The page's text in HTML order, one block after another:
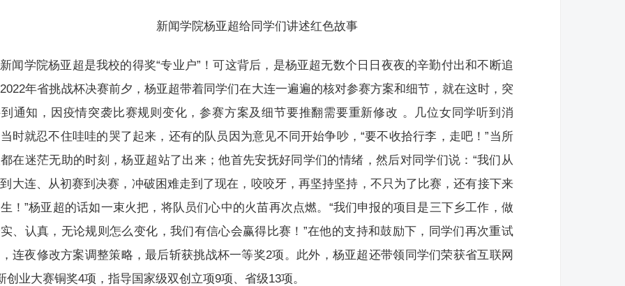
新闻学院杨亚超给同学们讲述红色故事
新闻学院杨亚超是我校的得奖“专业户”！可这背后，是杨亚超无数个日日夜夜的辛勤付出和不断追
年省挑战杯决赛前夕，杨亚超带着同学们在大连一遍遍的核对参赛方案和细节，就在这时，突
通知，因疫情突袭比赛规则变化，参赛方案及细节要推翻需要重新修改 。几位女同学听到消
时就忍不住哇哇的哭了起来，还有的队员因为意见不同开始争吵，“要不收拾行李，走吧！”当所
在迷茫无助的时刻，杨亚超站了出来；他首先安抚好同学们的情绪，然后对同学们说：“我们从
大连、从初赛到决赛，冲破困难走到了现在，咬咬牙，再坚持坚持，不只为了比赛，还有接下来
！”杨亚超的话如一束火把，将队员们心中的火苗再次点燃。“我们申报的项目是三下乡工作，做
、认真，无论规则怎么变化，我们有信心会赢得比赛！”在他的支持和鼓励下，同学们再次重试
连夜修改方案调整策略，最后斩获挑战杯一等奖2项。此外，杨亚超还带领同学们荣获省互联网
创业大赛铜奖4项，指导国家级双创立项9项、省级13项。